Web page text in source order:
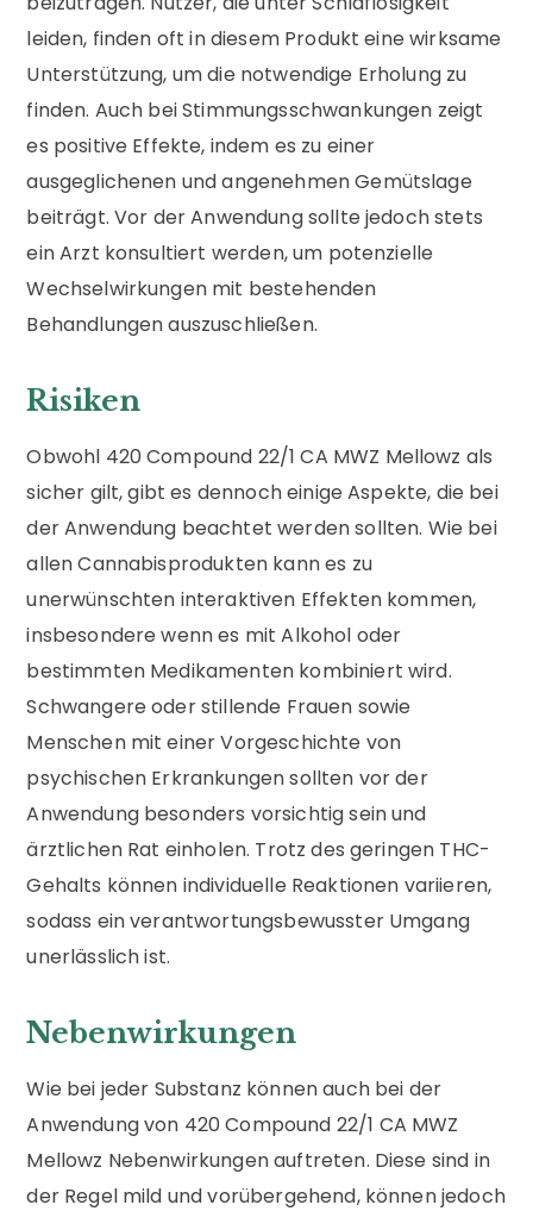
leiden, finden oft in diesem Produkt eine wirksame
Unterstützung, um die notwendige Erholung zu
finden. Auch bei Stimmungsschwankungen zeigt
es positive Effekte, indem es zu einer
ausgeglichenen und angenehmen Gemütslage
beiträgt. Vor der Anwendung sollte jedoch stets
ein Arzt konsultiert werden, um potenzielle
Wechselwirkungen mit bestehenden
Behandlungen auszuschließen.
Risiken
Obwohl 420 Compound 22/1 CA MWZ Mellowz als
sicher gilt, gibt es dennoch einige Aspekte, die bei
der Anwendung beachtet werden sollten. Wie bei
allen Cannabisprodukten kann es zu
unerwünschten interaktiven Effekten kommen,
insbesondere wenn es mit Alkohol oder
bestimmten Medikamenten kombiniert wird.
Schwangere oder stillende Frauen sowie
Menschen mit einer Vorgeschichte von
psychischen Erkrankungen sollten vor der
Anwendung besonders vorsichtig sein und
ärztlichen Rat einholen. Trotz des geringen THC-
Gehalts können individuelle Reaktionen variieren,
sodass ein verantwortungsbewusster Umgang
unerlässlich ist.
Nebenwirkungen
Wie bei jeder Substanz können auch bei der
Anwendung von 420 Compound 22/1 CA MWZ
Mellowz Nebenwirkungen auftreten. Diese sind in
der Regel mild und vorübergehend, können jedoch